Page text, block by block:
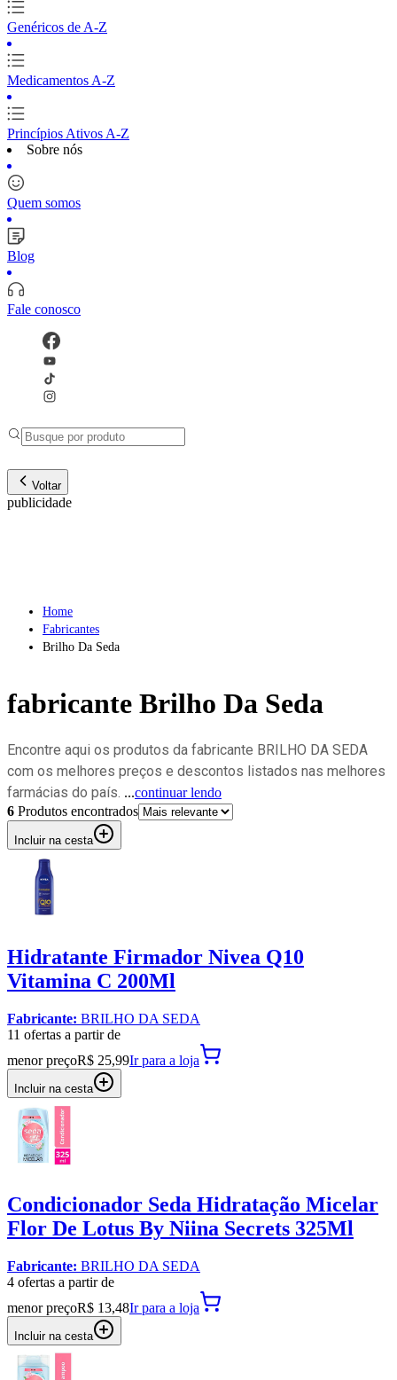
Genéricos de A-Z
Medicamentos A-Z
Princípios Ativos A-Z
Sobre nós
Quem somos
Blog
Fale conosco
Voltar
publicidade
Home
Fabricantes
Brilho Da Seda
fabricante Brilho Da Seda
Encontre aqui os produtos da fabricante BRILHO DA SEDA
com os melhores preços e descontos listados nas melhores
farmácias do país. ...continuar lendo
6 Produtos encontrados
Incluir na cesta
Hidratante Firmador Nivea Q10
Vitamina C 200Ml
Fabricante: BRILHO DA SEDA
11 ofertas a partir de
menor preçoR$ 25,99Ir para a loja
Incluir na cesta
Condicionador Seda Hidratação Micelar
Flor De Lotus By Niina Secrets 325Ml
Fabricante: BRILHO DA SEDA
4 ofertas a partir de
menor preçoR$ 13,48Ir para a loja
Incluir na cesta